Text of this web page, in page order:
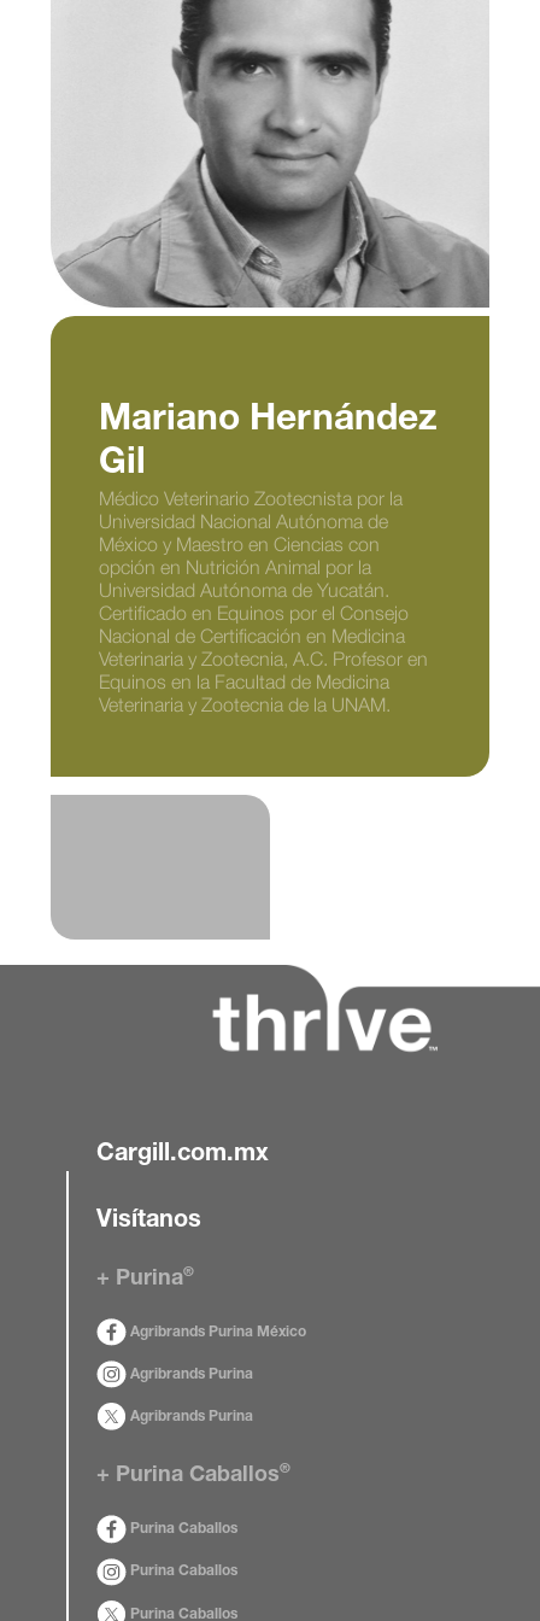
Mariano Hernández
Gil
Médico Veterinario Zootecnista por la
Universidad Nacional Autónoma de
México y Maestro en Ciencias con
opción en Nutrición Animal por la
Universidad Autónoma de Yucatán.
Certificado en Equinos por el Consejo
Nacional de Certificación en Medicina
Veterinaria y Zootecnia, A.C. Profesor en
Equinos en la Facultad de Medicina
Veterinaria y Zootecnia de la UNAM.
Cargill.com.mx
Visítanos
+ Purina®
Agribrands Purina México
Agribrands Purina
Agribrands Purina
+ Purina Caballos®
Purina Caballos
Purina Caballos
Purina Caballos